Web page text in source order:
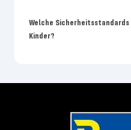
Welche
Kinder?